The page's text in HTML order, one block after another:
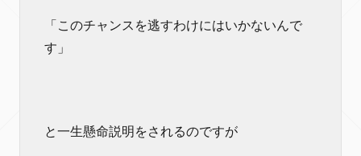
「このチャンスを逃すわけにはいかないんで
す」
と一生懸命説明をされるのですが